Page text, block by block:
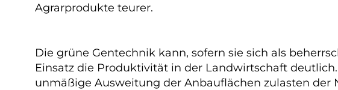
Agrarprodukte teurer.
Die grüne Gentechnik kann, sofern sie sich als
Einsatz die Produktivität in der Landwirtschaft
unmäßige Ausweitung der Anbauflächen zulasten der